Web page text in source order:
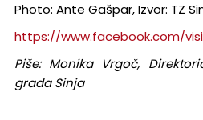
Photo: Ante Gašpar, Izvor: TZ
https://www.facebook.com/
Piše: Monika Vrgoč,
grada Sinja